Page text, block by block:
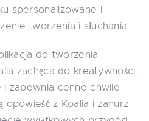
spersonalizowane i
tworzenia i słuchania.
do tworzenia
zachęca do kreatywności,
i zapewnia cenne chwile
opowieść z Koalia i zanurz